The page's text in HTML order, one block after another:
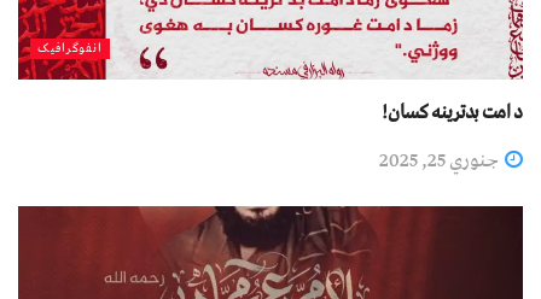
انفوګرافیک
د امت بدترینه کسان!
جنوري 25, 2025